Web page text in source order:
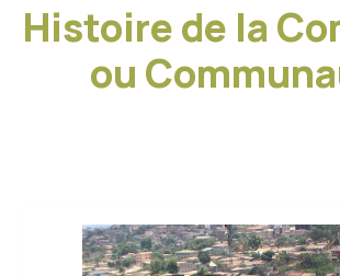
Histoire de la
ou